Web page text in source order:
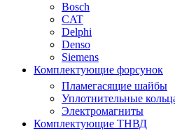
Bosch
CAT
Delphi
Denso
Siemens
Комплектующие форсунок
Пламегасящие шайбы
Уплотнительные
Электромагниты
Комплектующие ТНВД